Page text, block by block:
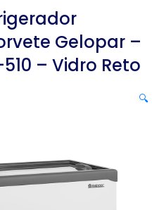
Gelopar –
– Vidro Reto
🔍